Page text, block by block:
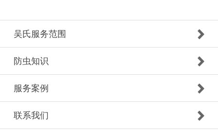
吴氏服务范围
防虫知识
服务案例
联系我们